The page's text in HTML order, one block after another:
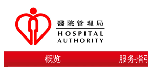
概览 服务指引